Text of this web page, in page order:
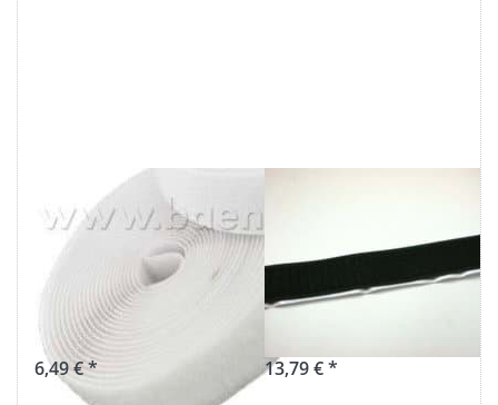
Flauschband -
20mm breit -
Farbe: weiß -
zum Aufnähen
6,49 € *
selbstklebendes
Hakenband,
20mm breit,
13,79 € *